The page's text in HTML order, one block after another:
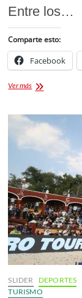
Entre los…
Comparte esto:
Facebook
Ver másSecretaría
Ciudadana
refuerza
estrategias
de
y
mando
coordinado
en
Tlaxcala
SLIDER DEPORTES
TURISMO